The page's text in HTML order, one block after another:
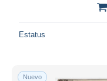
Estatus
Nuevo